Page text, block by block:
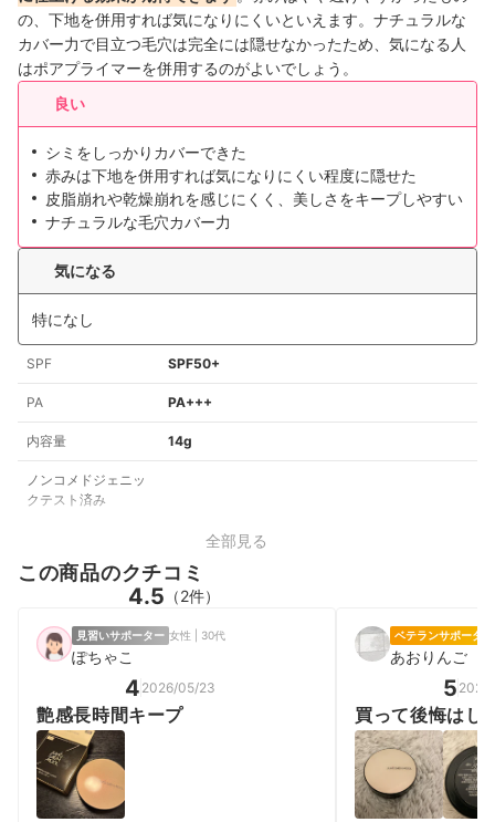
の、下地を併用すれば気になりにくいといえます。ナチュラルな
カバー力で目立つ毛穴は完全には隠せなかったため、気になる人
はポアプライマーを併用するのがよいでしょう。
良い
シミをしっかりカバーできた
赤みは下地を併用すれば気になりにくい程度に隠せた
皮脂崩れや乾燥崩れを感じにくく、美しさをキープしやすい
ナチュラルな毛穴カバー力
気になる
特になし
SPF SPF50+
PA PA+++
内容量 14g
ノンコメドジェニッ
クテスト済み
全部見る
この商品のクチコミ
4.5 （2件）
見習いサポーター 女性 | 30代
ぽちゃこ
4 2026/05/23
艶感長時間キープ
ベテランサポーター
あおりんご
5
買って後悔はし